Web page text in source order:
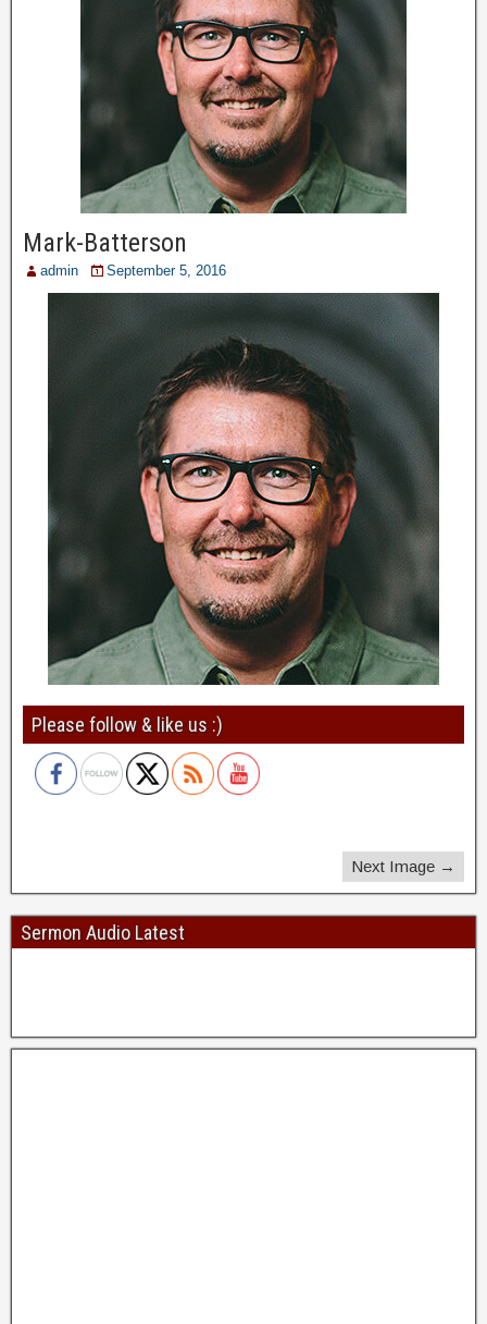
Mark-Batterson
admin September 5, 2016
Please follow & like us :)
Next Image →
Sermon Audio Latest